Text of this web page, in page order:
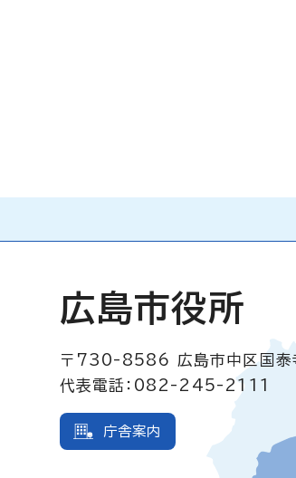
広島市役所
〒730-8586
広島市中区国
代表電話：082-245-2111
庁舎案内